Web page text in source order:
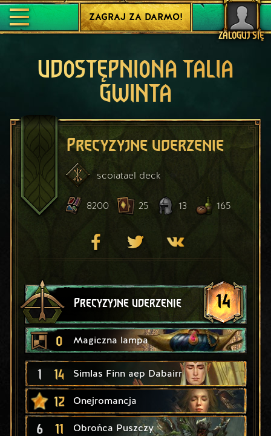
ZALOGUJ SIĘ
ZAGRAJ ZA DARMO!
UDOSTĘPNIONA TALIA
GWINTA
Precyzyjne uderzenie
scoiatael deck
8200 25 13 165
Precyzyjne uderzenie 14
0 Magiczna lampa
1 14 Simlas Finn aep Dabairr
12 Onejromancja
6 11 Obrońca Puszczy